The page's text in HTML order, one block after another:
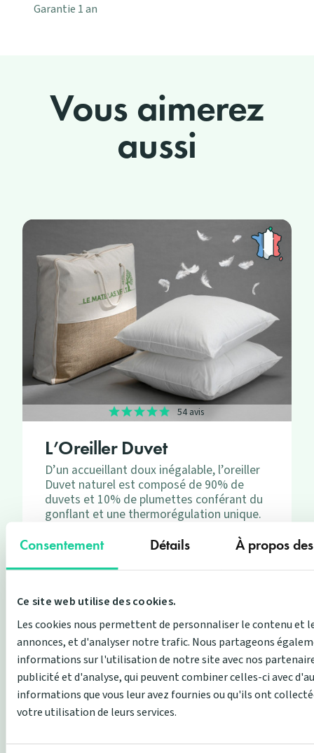
Consentement Détails À propos
Ce site web utilise des cookies.
Les cookies nous permettent de personnaliser le contenu et
annonces, et d'analyser notre trafic. Nous partageons
informations sur l'utilisation de notre site avec nos
publicité et d'analyse, qui peuvent combiner celles-ci avec
informations que vous leur avez fournies ou qu'ils ont
votre utilisation de leurs services.
Garantie 1 an
Vous aimerez
aussi
L’Oreiller Duvet
D’un accueillant doux inégalable, l’oreiller
Duvet naturel est composé de 90% de
duvets et 10% de plumettes conférant du
gonflant et une thermorégulation unique.
119,00 €
54 avis
Commentaires
star4,89 chat45